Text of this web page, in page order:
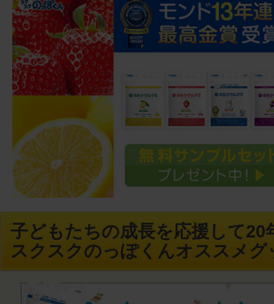
子どもたちの成長を応援して20
スクスクのっぽくんオススメグ